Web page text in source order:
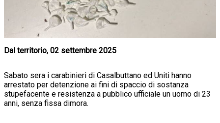
Dal territorio, 02 settembre 2025
Sabato sera i carabinieri di Casalbuttano ed Uniti hanno
arrestato per detenzione ai fini di spaccio di sostanza
stupefacente e resistenza a pubblico ufficiale un uomo di 23
anni, senza fissa dimora.